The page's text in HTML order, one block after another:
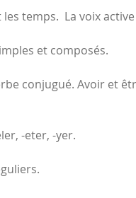
temps. La voix
et composés.
conjugué. Avoir et
-eter, -yer.